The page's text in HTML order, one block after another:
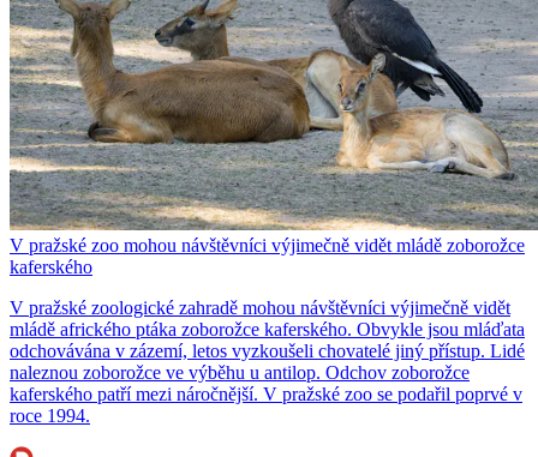
V pražské zoo mohou návštěvníci výjimečně vidět mládě zoborožce
kaferského
V pražské zoologické zahradě mohou návštěvníci výjimečně vidět
mládě afrického ptáka zoborožce kaferského. Obvykle jsou mláďata
odchovávána v zázemí, letos vyzkoušeli chovatelé jiný přístup. Lidé
naleznou zoborožce ve výběhu u antilop. Odchov zoborožce
kaferského patří mezi náročnější. V pražské zoo se podařil poprvé v
roce 1994.